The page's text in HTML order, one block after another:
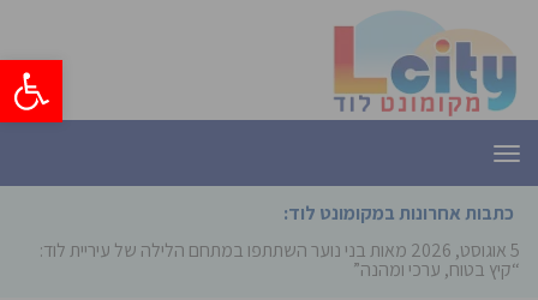
פתח
תפריט
כתבות אחרונות במקומונט לוד:
5 אוגוסט, 2026
מאות בני נוער השתתפו במתחם הלילה של עיריית לוד:
“קיץ בטוח, ערכי ומהנה”